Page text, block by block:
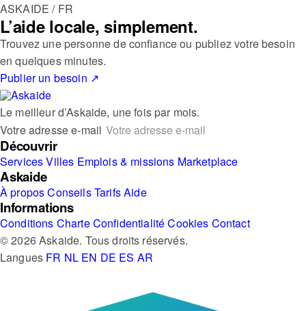
ASKAIDE / FR
L’aide locale, simplement.
Trouvez une personne de confiance ou publiez votre besoin
en quelques minutes.
Publier un besoin ↗
Le meilleur d’Askaide, une fois par mois.
Votre adresse e-mail
Découvrir
ServicesVilles Emplois & missions Marketplace
Askaide
À proposConseilsTarifsAide
Informations
Conditions CharteConfidentialitéCookies Contact
© 2026 Askaide. Tous droits réservés.
Langues FR NL EN DE ES AR